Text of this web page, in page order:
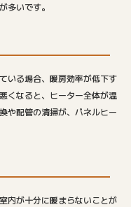
多いです。
いる場合、暖房効率が低下す
くなると、ヒーター全体が温
や配管の清掃が、パネルヒー
内が十分に暖まらないことが